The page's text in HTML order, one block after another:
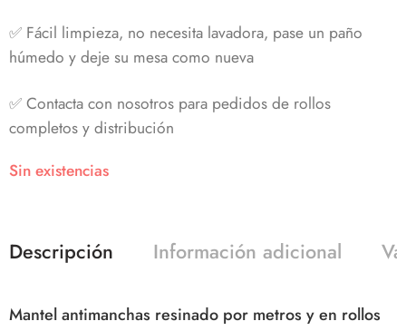
✅ Fácil limpieza, no necesita lavadora, pase un paño
húmedo y deje su mesa como nueva
✅ Contacta con nosotros para pedidos de rollos
completos y distribución
Sin existencias
Descripción Información adicional
Mantel antimanchas resinado por metros y en rollos